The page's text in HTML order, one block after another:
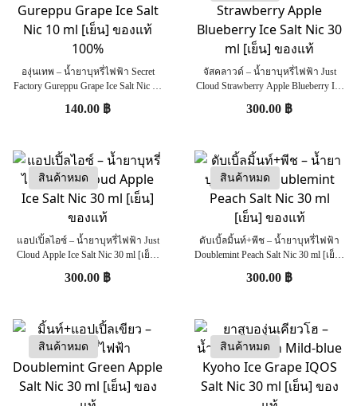
องุ่นเทพ – น้ำยาบุหรี่ไฟฟ้า Secret
Factory Gureppu Grape Ice Salt Nic 10
140.00 ฿
จัสคลาวด์ – น้ำยาบุหรี่ไฟฟ้า Just
Cloud Strawberry Apple Blueberry Ice
300.00 ฿
สินค้าหมด
แอปเปิ้ลไอซ์ – น้ำยาบุหรี่ไฟฟ้า Just
Cloud Apple Ice Salt Nic 30 ml [เย็น]
300.00 ฿
สินค้าหมด
ดับเบิ้ลมิ้นท์+พีช – น้ำยาบุหรี่ไฟฟ้า
Doublemint Peach Salt Nic 30 ml [เย็น]
300.00 ฿
สินค้าหมด สินค้าหมด